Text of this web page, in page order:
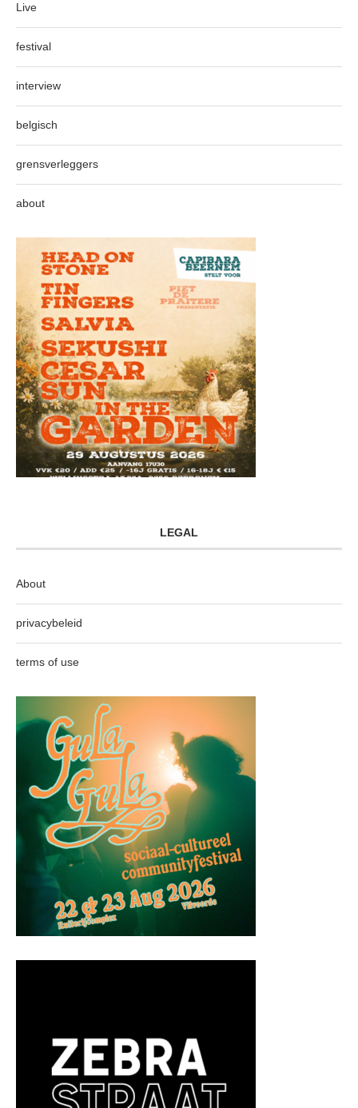
Live
festival
interview
belgisch
grensverleggers
about
LEGAL
About
privacybeleid
terms of use